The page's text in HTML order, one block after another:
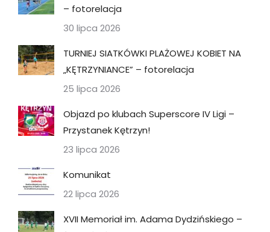
– fotorelacja
30 lipca 2026
TURNIEJ SIATKÓWKI PLAŻOWEJ KOBIET NA
„KĘTRZYNIANCE” – fotorelacja
25 lipca 2026
Objazd po klubach Superscore IV Ligi –
Przystanek Kętrzyn!
23 lipca 2026
Komunikat
22 lipca 2026
XVII Memoriał im. Adama Dydzińskiego –